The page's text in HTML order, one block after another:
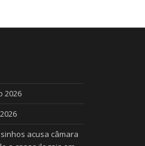
2026
acusa câmara